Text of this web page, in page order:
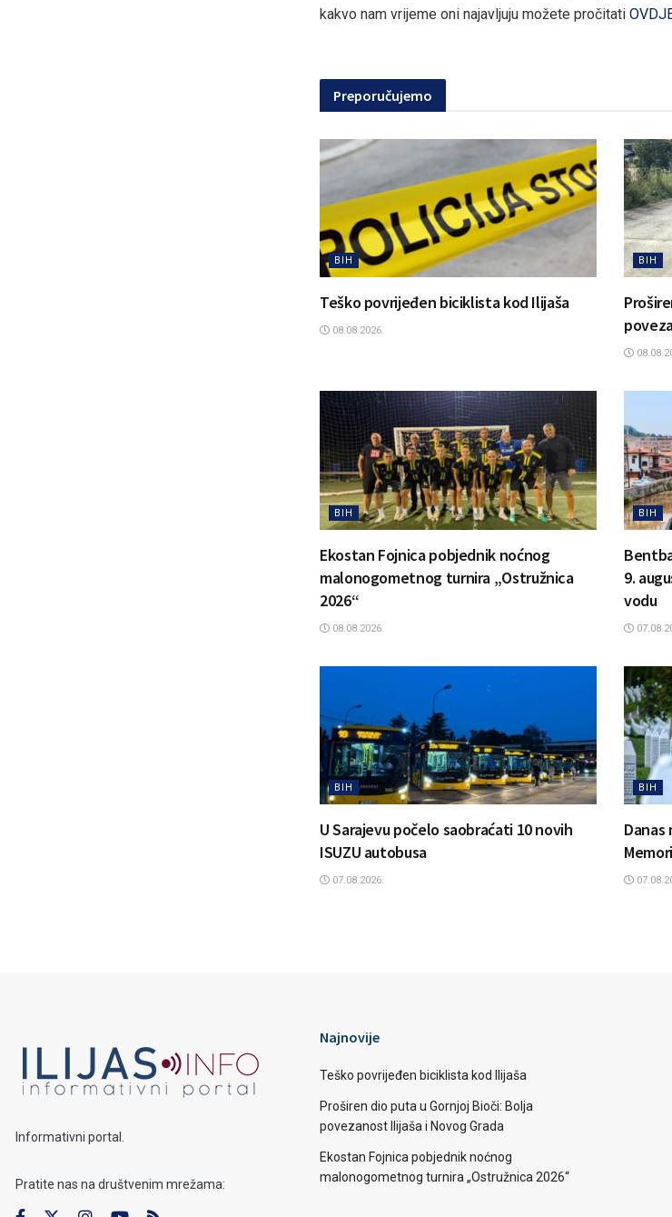
kakvo nam vrijeme oni najavljuju možete pročitati
Preporučujemo
BIH
Teško povrijeđen biciklista kod Ilijaša
08.08.2026.
BIH
BIH
Ekostan Fojnica pobjednik noćnog
malonogometnog turnira „Ostružnica
2026“
08.08.2026.
BIH
9.
vodu
BIH
U Sarajevu počelo saobraćati 10 novih
ISUZU autobusa
07.08.2026.
BIH
Danas
Informativni portal.
Pratite nas na društvenim mrežama:
Najnovije
Teško povrijeđen biciklista kod Ilijaša
Proširen dio puta u Gornjoj Bioči: Bolja
povezanost Ilijaša i Novog Grada
Ekostan Fojnica pobjednik noćnog
malonogometnog turnira „Ostružnica 2026“